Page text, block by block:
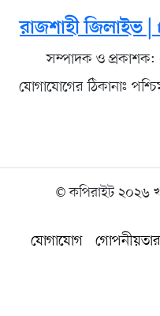
রাজশাহী
সম্পাদক ও
যোগাযোগের ঠিকানাঃ
© কপিরাইট ২০২৬
যোগাযোগ